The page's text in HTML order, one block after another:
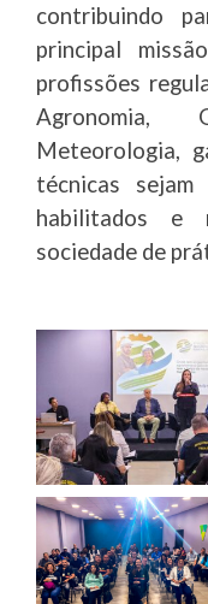
contribuindo
principal
profissões
Agronomia,
Meteorologia,
técnicas sejam
habilitados e
sociedade de